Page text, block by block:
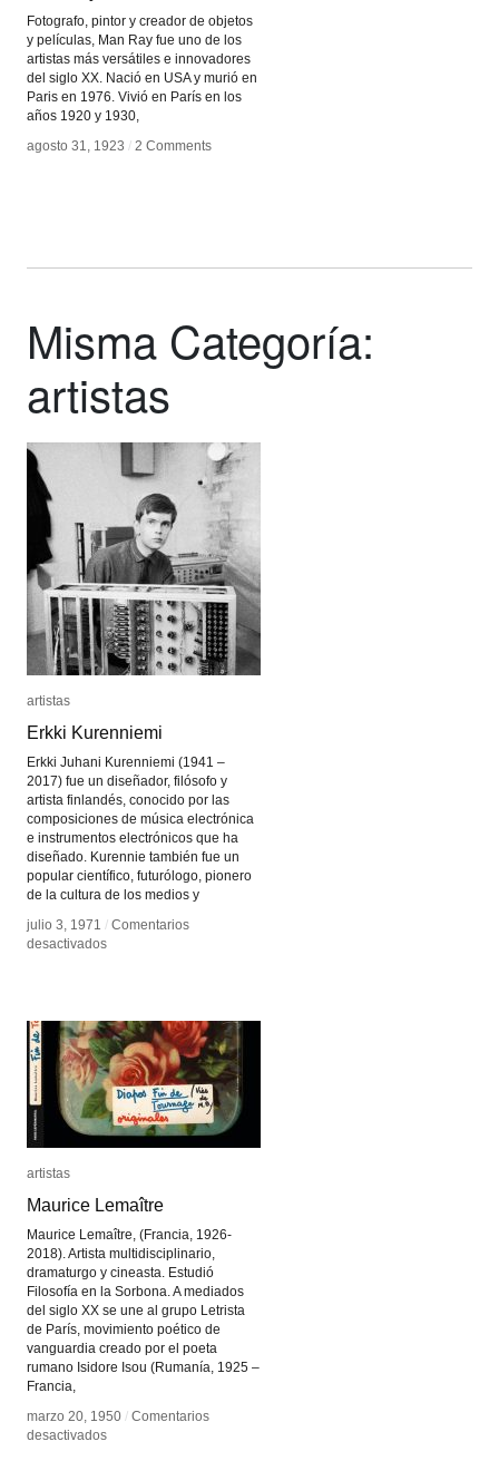
Fotografo, pintor y creador de objetos
y películas, Man Ray fue uno de los
artistas más versátiles e innovadores
del siglo XX. Nació en USA y murió en
Paris en 1976. Vivió en París en los
años 1920 y 1930,
agosto 31, 1923 / 2 Comments
agosto 31, 1923 / 2 Comments
Misma Categoría:
artistas
artistas
Erkki Kurenniemi
Erkki Juhani Kurenniemi (1941 –
2017) fue un diseñador, filósofo y
artista finlandés, conocido por las
composiciones de música electrónica
e instrumentos electrónicos que ha
diseñado. Kurennie también fue un
popular científico, futurólogo, pionero
de la cultura de los medios y
julio 3, 1971 / Comentarios
desactivadosen
artistas
Erkki Kurenniemi
julio 3, 1971 / Comentarios
desactivadosen
artistas
Maurice Lemaître
Maurice Lemaître, (Francia, 1926-
2018). Artista multidisciplinario,
dramaturgo y cineasta. Estudió
Filosofía en la Sorbona. A mediados
del siglo XX se une al grupo Letrista
de París, movimiento poético de
vanguardia creado por el poeta
rumano Isidore Isou (Rumanía, 1925 –
Francia,
marzo 20, 1950 / Comentarios
desactivadosen
artistas
Maurice Lemaître
marzo 20, 1950 / Comentarios
desactivadosen